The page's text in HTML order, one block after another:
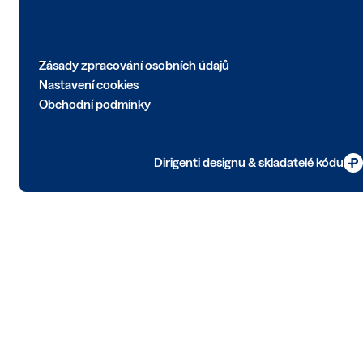
Zásady zpracování osobních údajů
Nastavení cookies
Obchodní podmínky
Dirigenti designu & skladatelé kódu